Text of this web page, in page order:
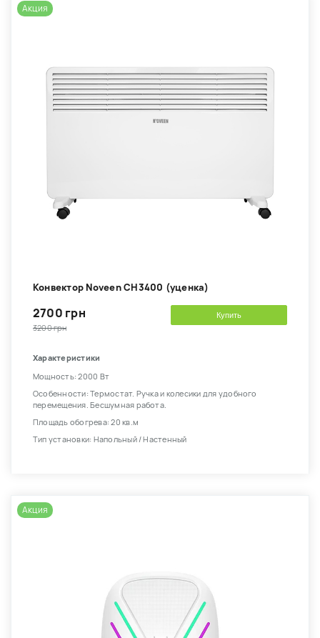
Акция
Конвектор Noveen CH3400 (уценка)
2700 грн
3200 грн
Купить
Характеристики
Мощность: 2000 Вт
Особенности: Термостат. Ручка и колесики для удобного
перемещения. Бесшумная работа.
Площадь обогрева: 20 кв.м
Тип установки: Напольный / Настенный
Акция